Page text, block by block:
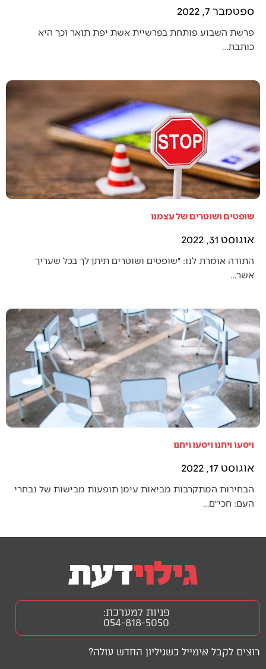
ספטמבר 7, 2022
פרשת השבוע פותחת בפרשיית אשת יפת תואר וכך היא
כותבת…
שופטים ושוטרים של עצמנו
אוגוסט 31, 2022
התורה אומרת לנו: ״שופטים ושוטרים תיתן לך בכל שעריך
אשר…
ויסעו ויחנו ויסעו ויחנו
אוגוסט 17, 2022
הבחירות המתקרבות מביאות עימן תופעות מבישות של נבחרי
העם: חכי״ם…
רוצים לקבל אימייל כשגיליון החדש עולה?
פניות למערכת:
054-818-5050